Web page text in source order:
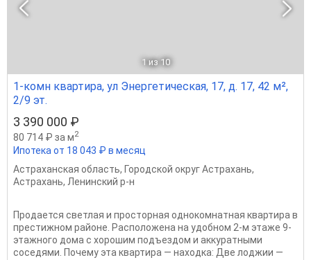
1 из 10
1-комн квартира, ул Энергетическая, 17, д. 17, 42 м²,
2/9 эт.
3 390 000 ₽
80 714 ₽ за м2
Ипотека от 18 043 ₽ в месяц
Астраханская область, Городской округ Астрахань,
Астрахань, Ленинский р-н
Продается светлая и просторная однокомнатная квартира в
престижном районе. Расположена на удобном 2-м этаже 9-
этажного дома с хорошим подъездом и аккуратными
соседями. Почему эта квартира — находка: Две лоджии —